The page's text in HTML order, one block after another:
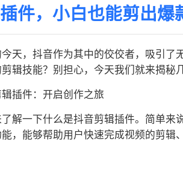
件，小白也能剪出爆
天，抖音作为其中的佼佼者，吸引
辑技能？别担心，今天我们就来揭秘
插件：开启创作之旅
解一下什么是抖音剪辑插件。简单
，能够帮助用户快速完成视频的剪